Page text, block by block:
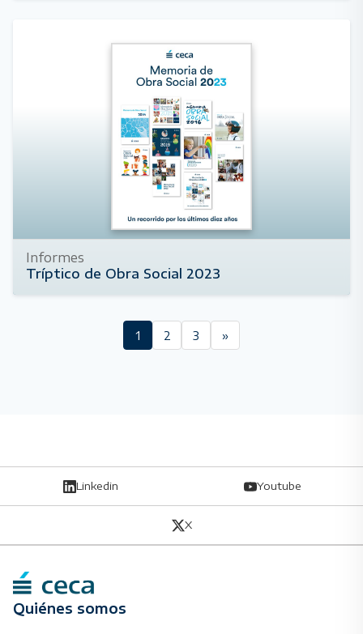
Informes
Tríptico de Obra Social 2023
1 2 3 »
Linkedin Youtube
X
Quiénes somos